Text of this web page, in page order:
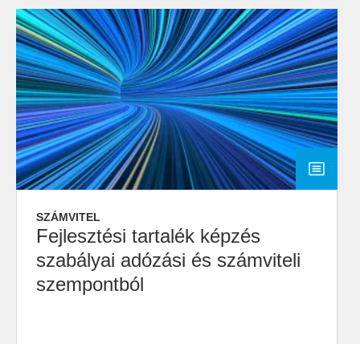
SZÁMVITEL
Fejlesztési tartalék képzés
szabályai adózási és számviteli
szempontból